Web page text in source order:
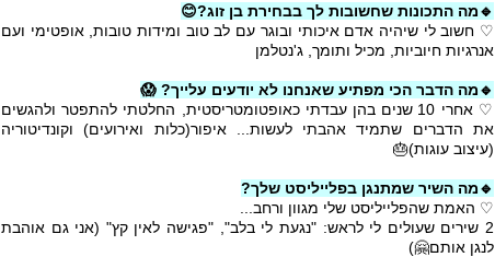
🔹מה התכונות שחשובות לך בבחירת בן זוג?😊
♡ חשוב לי שיהיה אדם איכותי ובוגר עם לב טוב ומידות טובות, אופטימי ועם
אנרגיות חיוביות, מכיל ותומך, ג'נטלמן
🔹מה הדבר הכי מפתיע שאנחנו לא יודעים עלייך? 😱
♡ אחרי 10 שנים בהן עבדתי כאופטומטריסטית, החלטתי להתפטר ולהגשים
את הדברים שתמיד אהבתי לעשות... איפור(כלות ואירועים) וקונדיטוריה
(עיצוב עוגות)🎂
🔹מה השיר שמתנגן בפלייליסט שלך?
♡ האמת שהפלייליסט שלי מגוון ורחב...
2 שירים שעולים לי לראש: "נגעת לי בלב", "פגישה לאין קץ" (אני גם אוהבת
לנגן אותם🤗)